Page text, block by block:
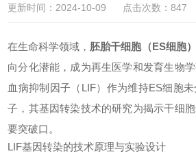
更新时间：2024-10-09 点击次数：847
在生命科学领域， 胚胎干细胞（ES细胞）
向分化潜能，成为再生医学和发育生物
血病抑制因子（LIF）作为维持ES细胞
子，其基因转染技术的研究为揭示干细
要突破口。
LIF基因转染的技术原理与实验设计